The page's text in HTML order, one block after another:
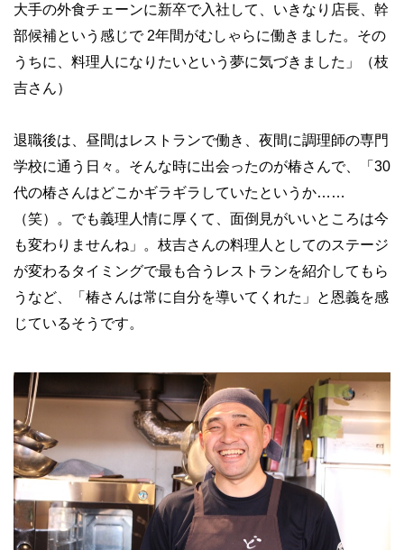
大手の外食チェーンに新卒で入社して、いきなり店長、幹
部候補という感じで 2年間がむしゃらに働きました。その
うちに、料理人になりたいという夢に気づきました」（枝
吉さん）
退職後は、昼間はレストランで働き、夜間に調理師の専門
学校に通う日々。そんな時に出会ったのが椿さんで、「30
代の椿さんはどこかギラギラしていたというか……
（笑）。でも義理人情に厚くて、面倒見がいいところは今
も変わりませんね」。枝吉さんの料理人としてのステージ
が変わるタイミングで最も合うレストランを紹介してもら
うなど、「椿さんは常に自分を導いてくれた」と恩義を感
じているそうです。